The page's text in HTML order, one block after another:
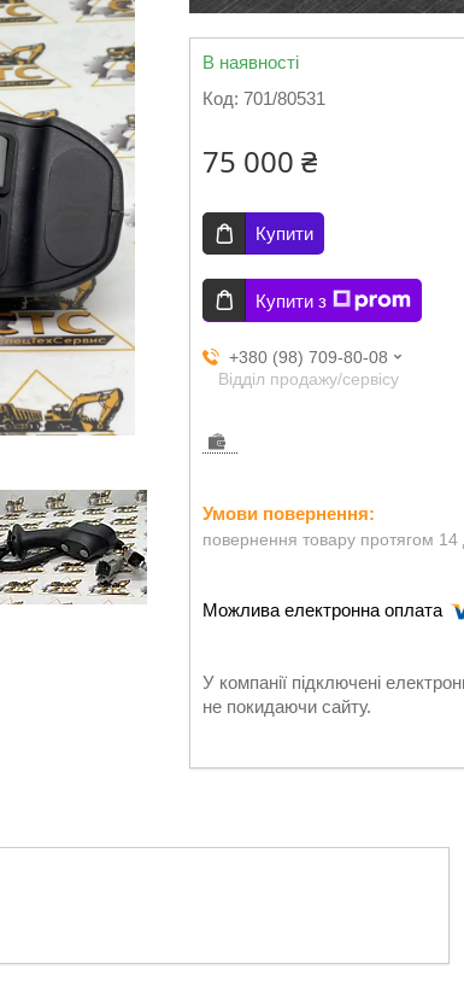
В наявності
Код: 701/80531
75 000 ₴
Купити
Купити з
+380 (98) 709-80-08
Відділ продажу/сервісу
повернення товару протягом 14
У компанії підключені
не покидаючи сайту.